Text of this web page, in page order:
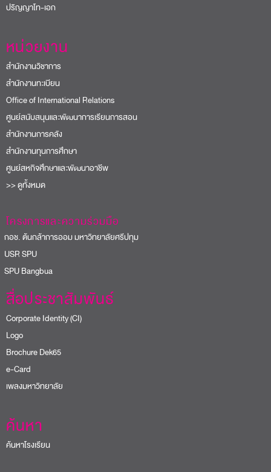
ปริญญาโท-เอก
หน่วยงาน
สำนักงานวิชาการ
สำนักงานทะเบียน
Office of International Relations
ศูนย์สนับสนุนและพัฒนาการเรียนการสอน
สำนักงานการคลัง
สำนักงานทุนการศึกษา
ศูนย์สหกิจศึกษาและพัฒนาอาชีพ
>> ดูทั้งหมด
โครงการและความร่วมมือ
ช. ต้นกล้าการออม มหาวิทยาลัยศรีปทุม
SPU
Bangbua
สื่อประชาสัมพันธ์
Corporate Identity (CI)
Logo
Brochure Dek65
e-Card
เพลงมหาวิทยาลัย
ค้นหา
ค้นหาโรงเรียน